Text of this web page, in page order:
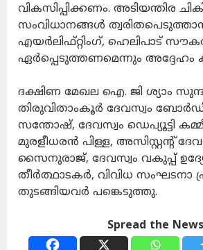
വികസിപ്പിക്കണം. അടിയന്തിര
സംവിധാനങ്ങൾ
എയർലിഫ്റ്റിംഗ്, ഹെലിപാട്
ഏർപ്പെടുത്തണമെന്നും അദ്ദേഹം
ദക്ഷിണ മേഖല ഐ. ജി ശ്യാം
തിരുവിതാംകൂർ ദേവസ്വം
സന്തോഷ്‌, ദേവസ്വം ഡെപ്യൂട്ടി
മുരളീധരൻ പിള്ള, അസിസ്റ്റന്റ്
സൈനുരാജ്, ദേവസ്വം വകുപ്പ്
തീർത്ഥാടകർ, വിവിധ സംഘടനാ
തുടങ്ങിയവർ പങ്കെടുത്തു.
Spread the News